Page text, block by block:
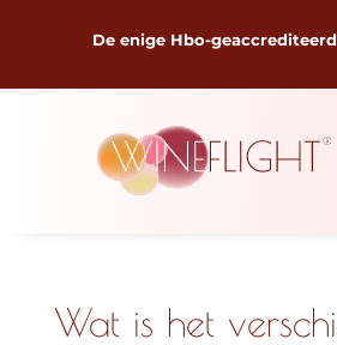
De enige Hbo-
Wat is het